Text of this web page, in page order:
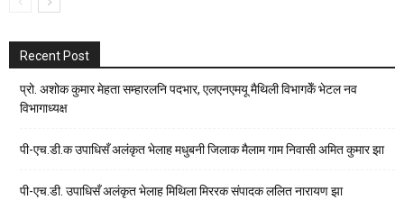
Recent Post
प्रो. अशोक कुमार मेहता सम्हारलनि पदभार, एलएनएमयू मैथिली विभागकेँ भेटल नव
विभागाध्यक्ष
पी-एच.डी.क उपाधिसँ अलंकृत भेलाह मधुबनी जिलाक मैलाम गाम निवासी अमित कुमार झा
पी-एच.डी. उपाधिसँ अलंकृत भेलाह मिथिला मिररक संपादक ललित नारायण झा